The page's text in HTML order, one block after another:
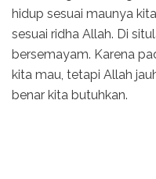
hidup sesuai maunya
sesuai ridha Allah. Di
bersemayam. Karena
kita mau, tetapi Allah
benar kita butuhkan.